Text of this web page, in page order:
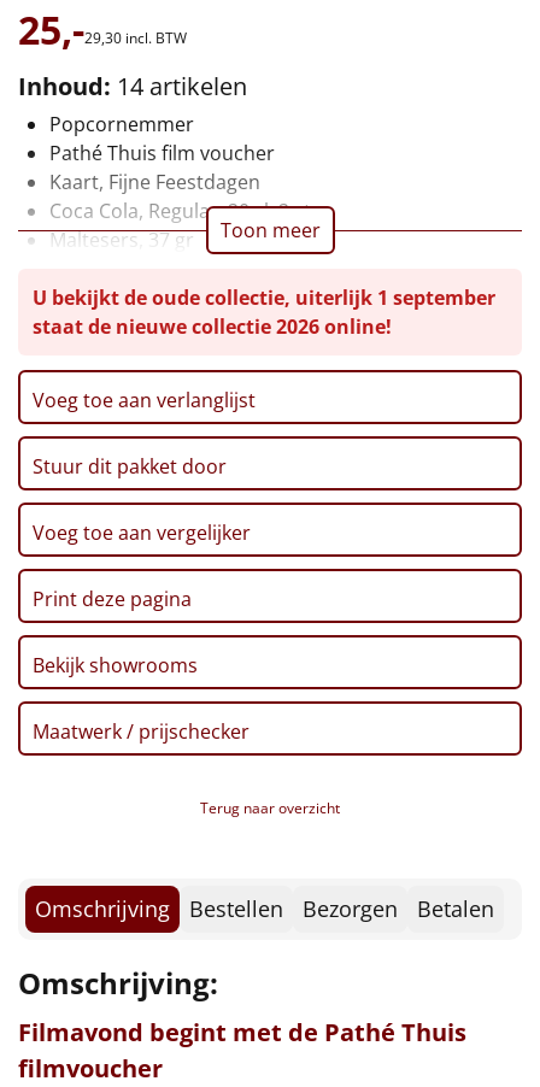
Vrouwen
Duurzaam
Leuke
Goedkope
Alle thema's
Artikel
Hitster
Pizzarette
Tas
Wake up light
NIEUW
Borrelplank
NIEUW
Noodradio NIEUW
Deken (fleece plaid)
Alle artikelen
25,-29,30 incl. BTW
Inhoud: 14 artikelen
Popcornemmer
Pathé Thuis film voucher
Kaart, Fijne Feestdagen
Coca Cola, Regular, 20 cl, 2 st
Maltesers, 37 gr
Doritos bits, Honey BBQ, 30 gr
Haribo, Happy Cola, 75 gr
Popcorn, 50 gr
Verpakt in een feestelijke kerstdoos
Toon meer
U bekijkt de oude collectie, uiterlijk 1 september
staat de nieuwe collectie 2026 online!
Voeg toe aan verlanglijst
Stuur dit pakket door
Voeg toe aan vergelijker
Print deze pagina
Bekijk showrooms
Maatwerk / prijschecker
Terug naar overzicht
Omschrijving Bestellen Bezorgen Betalen
Omschrijving:
Filmavond begint met de Pathé Thuis
filmvoucher